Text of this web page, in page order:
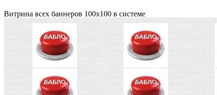
Витрина всех баннеров 100x100 в системе